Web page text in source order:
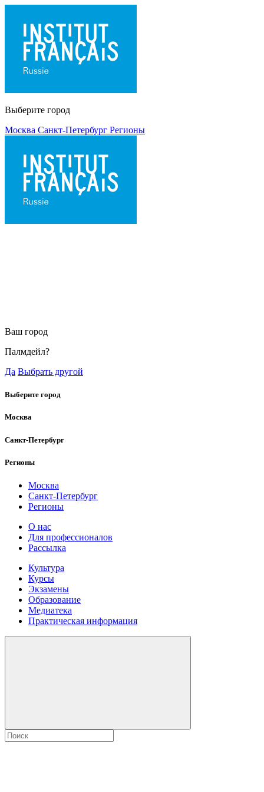
Выберите город
Москва Санкт-Петербург Регионы
Ваш город
Палмдейл?
Да Выбрать другой
Выберите город
Москва
Санкт-Петербург
Регионы
Москва
Санкт-Петербург
Регионы
О нас
Для профессионалов
Рассылка
Культура
Курсы
Экзамены
Образование
Медиатека
Практическая информация